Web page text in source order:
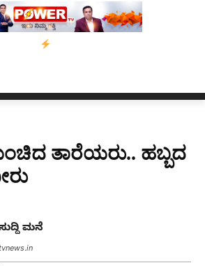
ಅಸ್ಸಾಂ ಪ್ರವಾಹ ಸಂತ್ರಸ್ತರಿಗೆ
ತಾರೆಯರು.. ಹಬ್ಬದ
ಮನೆ